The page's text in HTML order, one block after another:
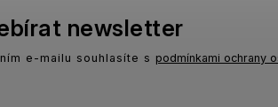
newsletter
e-mailu souhlasíte s podmínkami ochrany